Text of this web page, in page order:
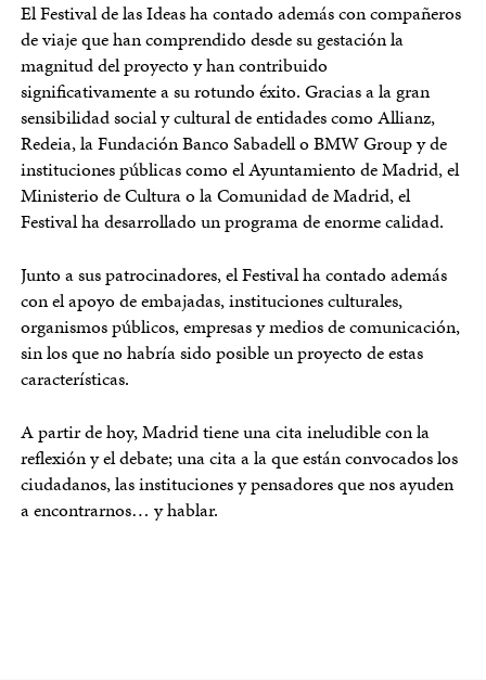
El Festival de las Ideas ha contado además con compañeros
de viaje que han comprendido desde su gestación la
magnitud del proyecto y han contribuido
significativamente a su rotundo éxito. Gracias a la gran
sensibilidad social y cultural de entidades como Allianz,
Redeia, la Fundación Banco Sabadell o BMW Group y de
instituciones públicas como el Ayuntamiento de Madrid, el
Ministerio de Cultura o la Comunidad de Madrid, el
Festival ha desarrollado un programa de enorme calidad.
Junto a sus patrocinadores, el Festival ha contado además
con el apoyo de embajadas, instituciones culturales,
organismos públicos, empresas y medios de comunicación,
sin los que no habría sido posible un proyecto de estas
características.
A partir de hoy, Madrid tiene una cita ineludible con la
reflexión y el debate; una cita a la que están convocados los
ciudadanos, las instituciones y pensadores que nos ayuden
a encontrarnos… y hablar.